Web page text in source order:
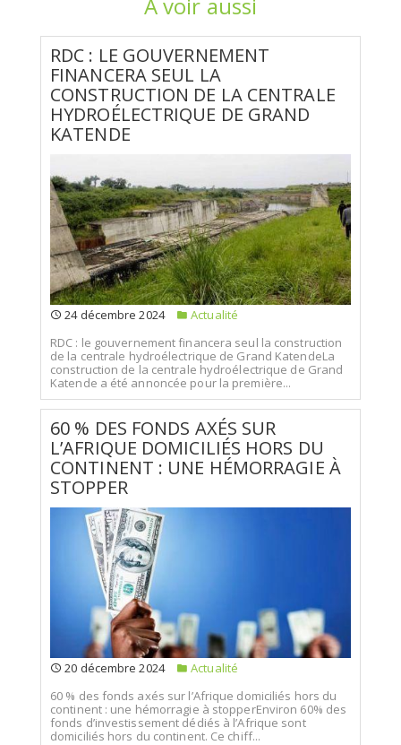
RDC : LE GOUVERNEMENT
FINANCERA SEUL LA
CONSTRUCTION DE LA CENTRALE
HYDROÉLECTRIQUE DE GRAND
KATENDE
24 décembre 2024
Actualité
RDC : le gouvernement financera seul la construction
de la centrale hydroélectrique de Grand KatendeLa
construction de la centrale hydroélectrique de Grand
Katende a été annoncée pour la première...
60 % DES FONDS AXÉS SUR
L’AFRIQUE DOMICILIÉS HORS DU
CONTINENT : UNE HÉMORRAGIE À
STOPPER
20 décembre 2024
Actualité
60 % des fonds axés sur l’Afrique domiciliés hors du
continent : une hémorragie à stopperEnviron 60% des
fonds d’investissement dédiés à l’Afrique sont
domiciliés hors du continent. Ce chiff...